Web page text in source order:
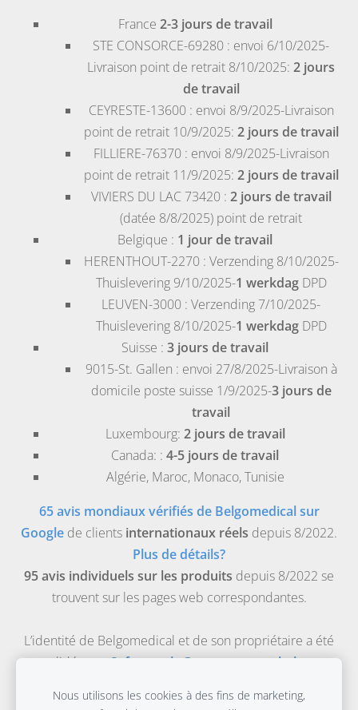
France 2-3 jours de travail
STE CONSORCE-69280 : envoi 6/10/2025-
Livraison point de retrait 8/10/2025: 2 jours
de travail
CEYRESTE-13600: envoi 8/9/2025-Livraison
point de retrait 10/9/2025: 2 jours de travail
FILLIERE-76370: envoi 8/9/2025-Livraison
point de retrait 11/9/2025: 2 jours de travail
VIVIERS DU LAC 73420: 2 jours de travail
(datée 8/8/2025) point de retrait
Belgique : 1 jour de travail
HERENTHOUT-2270: Verzending 8/10/2025-
Thuislevering 9/10/2025-1 werkdagDPD
LEUVEN-3000 : Verzending 7/10/2025-
Thuislevering 8/10/2025-1 werkdagDPD
Suisse : 3 jours de travail
9015-St. Gallen : envoi 27/8/2025-Livraison à
domicile poste suisse 1/9/2025-3 jours de
travail
Luxembourg: 2 jours de travail
Canada: : 4-5 jours de travail
Algérie, Maroc, Monaco,Tunisie
65 avis mondiaux vérifiés de Belgomedical sur
Google de clients internationaux réels depuis 8/2022.
Plus de détails?
95 avis individuels sur les produits depuis 8/2022 se
trouvent sur les pages web correspondantes.
L’identité de Belgomedical et de son propriétaire a été
validée parSafeonweb-Gouvernement belge.
Evidence Based Materials bv, une entreprise médicale
Nous utilisons les cookies à des fins de marketing,